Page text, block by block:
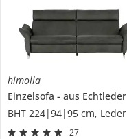
himolla
Einzelsofa
aus Echtleder
BHT 224|94|95 cm, Leder
27